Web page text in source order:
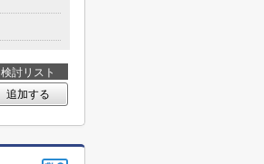
検討リスト
追加する